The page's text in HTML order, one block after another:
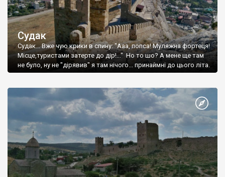
Судак
Судак... Вже чую крики в спину: "Ааа, попса! Муляжна фортеця!
Місце,туристами затерте до дір!..." Но то шо? А мене ще там
не було, ну не "дірявив" я там нічого... принаймні до цього літа.